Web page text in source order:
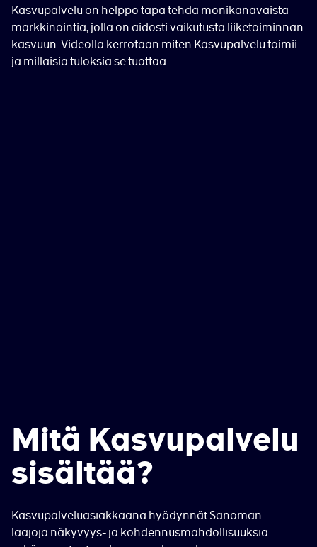
Kasvupalvelu on helppo tapa tehdä monikanavaista
markkinointia, jolla on aidosti vaikutusta liiketoiminnan
kasvuun. Videolla kerrotaan miten Kasvupalvelu toimii
ja millaisia tuloksia se tuottaa.
Mitä Kasvupalvelu
sisältää?
Kasvupalveluasiakkaana hyödynnät Sanoman
laajoja näkyvyys- ja kohdennusmahdollisuuksia